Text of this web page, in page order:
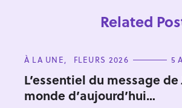
Related
C
T
E
G
O
À LA UNE FLEURS 2026 5
L’essentiel du message
monde d’aujourd’hui…